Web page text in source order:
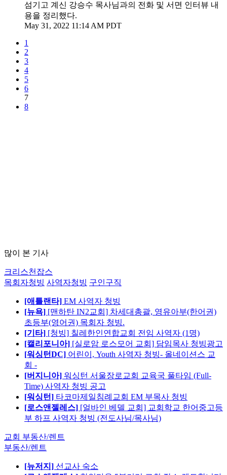
섬기고 계신 강승수 목사님과의 전화 및 서면 인터뷰 내
용을 정리했다.
May 31, 2022 11:14 AM PDT
1
2
3
4
5
6
7
8
많이 본 기사
크리스천잡스
목회자청빙 사역자청빙 구인구직
[애틀랜타] EM 사역자 청빙
[뉴욕] [맨하탄 IN2교회] 차세대총괄, 영유아부(한어권)
초등부(영어권) 목회자 청빙.
[기타] [청빙] 칠레한인연합교회 전임 사역자 (1명)
[캘리포니아] [실로암 로스모어 교회] 담임목사 청빙광고
[워싱턴DC] 어린이, Youth 사역자 청빙- 올네이션스 교
회 -
[버지니아] 워싱턴 서울장로교회 교육국 풀타임 (Full-
Time) 사역자 청빙 공고
[워싱턴] 타코마제일침례교회 EM 부목사 청빙
[로스앤젤레스] [얼바인 베델 교회] 교회학교 한어중고등
부 하프 사역자 청빙 (전도사님/목사님)
교회 부동산/렌트
부동산/렌트
[뉴저지] 선교사 숙소